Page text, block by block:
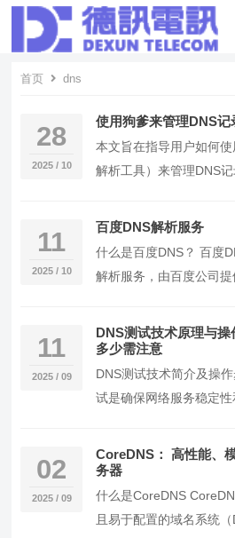
首页 dns
28
2025 / 10
使用狗爹来管理DNS记
本文旨在指导用户如何
解析工具）来管理DNS
它来…
11
2025 / 10
百度DNS解析服务
什么是百度DNS？ 百度
解析服务，由百度公司提
11
2025 / 09
DNS测试技术原理与
多少需注意
DNS测试技术简介及操
试是确保网络服务稳定性
02
2025 / 09
CoreDNS： 高性能、
务器
什么是CoreDNS
且易于配置的域名系统